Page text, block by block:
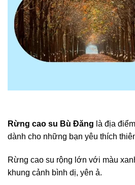
Rừng cao su Bù Đăng là địa
dành cho những bạn yêu thích
Rừng cao su rộng lớn với màu
khung cảnh bình dị, yên ả.